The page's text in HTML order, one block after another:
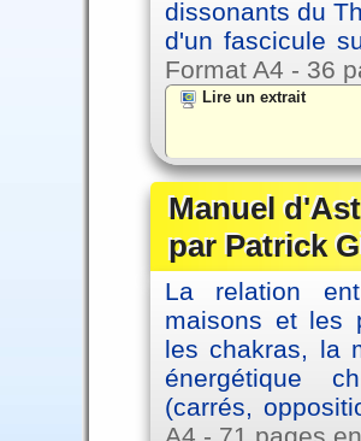
dissonants du
d'un fascicule
Format A4 - 36
Lire un extrait
Manuel
par Patrick
La relation
maisons et les
les chakras, la
énergétique
(carrés,